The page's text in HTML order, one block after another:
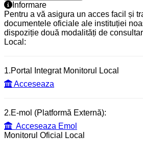
Informare
Pentru a vă asigura un acces facil și
documentele oficiale ale instituției
dispoziție două modalități de
Local:
1.Portal Integrat Monitorul Local
Acceseaza
2.E-mol (Platformă Externă):
Acceseaza Emol
Monitorul Oficial Local